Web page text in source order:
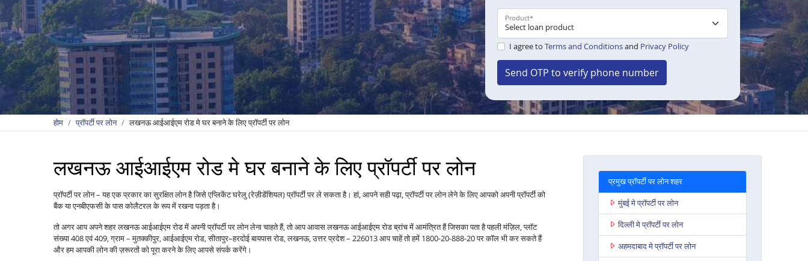
Product*
I agree to Terms and Conditionsand Privacy Policy
Send OTP to verify phone number
होम प्रॉपर्टी पर लोन लखनऊ आईआईएम रोड मे घर बनाने के लिए प्रॉपर्टी पर लोन
लखनऊ आईआईएम रोड मे घर बनाने के लिए प्रॉपर्टी पर लोन
प्रॉपर्टी पर लोन – यह एक प्रकार का सुरक्षित लोन है जिसे एप्लिकेंट घरेलु (रेज़ीडेंशियल) प्रॉपर्टी पर ले सकता है। हां, आपने सही पढ़ा, प्रॉपर्टी पर लोन लेने के लिए आपको अपनी प्रॉपर्टी को
बैंक या एनबीएफसी के पास कोलैटरल के रूप में रखना पड़ता है।
तो अगर आप अपने शहर लखनऊ आईआईएम रोड में अपनी प्रॉपर्टी पर लोन लेना चाहते हैं, तो आप आवास लखनऊ आईआईएम रोड ब्रांच में आमंत्रित हैं जिसका पता है पहली मंज़िल, प्लॉट
संख्या 408 एवं 409, ग्राम – मुतक्कीपुर, आईआईएम रोड, सीतापुर–हरदोई बायपास रोड, लखनऊ, उत्तर प्रदेश – 226013 आप चाहें तो हमें 1800-20-888-20 पर कॉल भी कर सकते हैं
और हम आपकी लोन की ज़रूरतों को पूरा करने के लिए आपसे संपर्क करेंगे।
प्रमुख प्रॉपर्टी पर लोन शहर
मुंबई मे प्रॉपर्टी पर लोन
दिल्ली मे प्रॉपर्टी पर लोन
अहमदाबाद मे प्रॉपर्टी पर लोन